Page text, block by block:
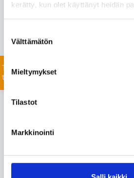
kerätty, kun olet käyttänyt heidän
valinta
Välttämätön
Mieltymykset
Tilastot
Markkinointi
toimitusverkostomme ansiosta.
keskustellaan lisää!
Tiedustele
tuotteista